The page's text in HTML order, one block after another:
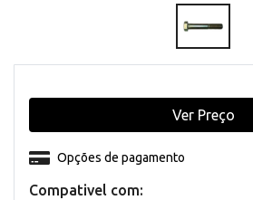
Compativel com:
Opções de pagamento
Ver Preço